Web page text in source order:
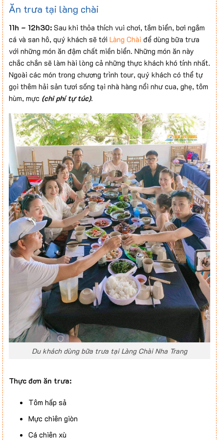
Ăn trưa tại làng chài
11h – 12h30: Sau khi thỏa thích vui chơi, tắm biển, bơi ngắm
cá và san hô, quý khách sẽ tới Làng Chài để dùng bữa trưa
với những món ăn đậm chất miền biển. Những món ăn này
chắc chắn sẽ làm hài lòng cả những thực khách khó tính nhất.
Ngoài các món trong chương trình tour, quý khách có thể tự
gọi thêm hải sản tươi sống tại nhà hàng nổi như cua, ghẹ, tôm
hùm, mực (chi phí tự túc).
Du khách dùng bữa trưa tại Làng Chài Nha Trang
Thực đơn ăn trưa:
Tôm hấp sả
Mực chiên giòn
Cá chiên xù